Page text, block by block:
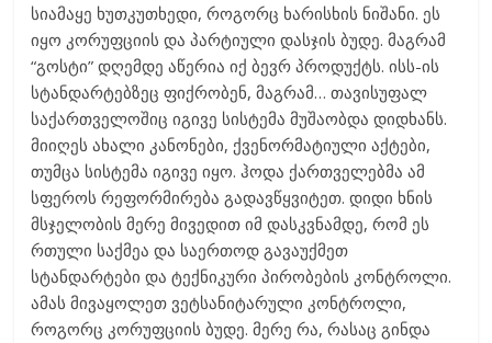
სიამაყე ხუთკუთხედი, როგორც ხარისხის ნიშანი. ეს
იყო კორუფციის და პარტიული დასჯის ბუდე. მაგრამ
“გოსტი” დღემდე აწერია იქ ბევრ პროდუქტს. ისს-ის
სტანდარტებზეც ფიქრობენ, მაგრამ… თავისუფალ
საქართველოშიც იგივე სისტემა მუშაობდა დიდხანს.
მიიღეს ახალი კანონები, ქვენორმატიული აქტები,
თუმცა სისტემა იგივე იყო. ჰოდა ქართველებმა ამ
სფეროს რეფორმირება გადავწყვიტეთ. დიდი ხნის
მსჯელობის მერე მივედით იმ დასკვნამდე, რომ ეს
რთული საქმეა და საერთოდ გავაუქმეთ
სტანდარტები და ტექნიკური პირობების კონტროლი.
ამას მივაყოლეთ ვეტსანიტარული კონტროლი,
როგორც კორუფციის ბუდე. მერე რა, რასაც გინდა